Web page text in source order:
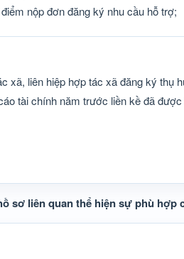
nộp đơn đăng ký nhu cầu hỗ trợ;
xã, liên hiệp hợp tác xã đăng ký thụ
tài chính năm trước liền kề đã
sơ liên quan thể hiện sự phù